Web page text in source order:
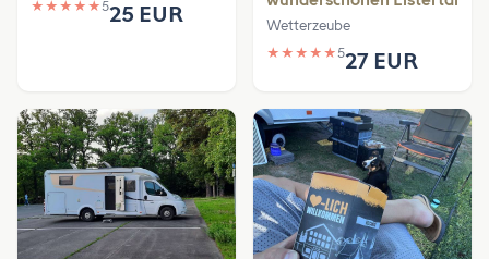
★ ★ ★ ★ ★525 EUR Wetterzeube
★ ★ ★ ★ ★527 EUR